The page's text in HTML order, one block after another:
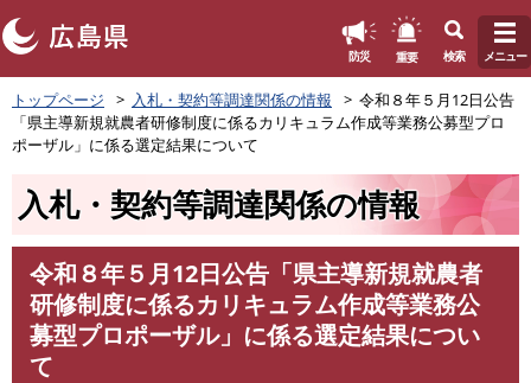
ペ
ー
の
防災 重要 検索 メニュー
トップページ 入札・契約等調達関係の情報
令和８年５月12日公告
「県主導新規就農者研修制度に係るカリキュラム作成等業務公募型プロ
ポーザル」に係る選定結果について
入札・契約等調達関係の情報
令和８年５月12日公告「県主導新規就農者
研修制度に係るカリキュラム作成等業務公
募型プロポーザル」に係る選定結果につい
て